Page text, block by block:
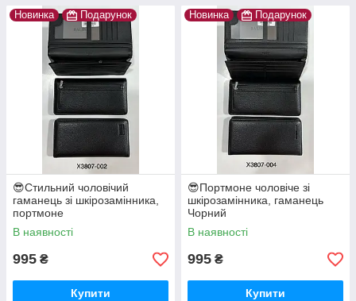
Новинка Подарунок
😎Стильний чоловічий
гаманець зі шкірозамінника,
портмоне
В наявності
995 ₴
Купити
Новинка Подарунок
😎Портмоне чоловіче зі
шкірозамінника, гаманець
Чорний
В наявності
995 ₴
Купити